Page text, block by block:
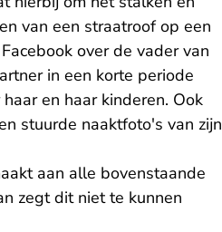
van een straatroof op een
over de vader van
in een korte periode
en haar kinderen. Ook
stuurde naaktfoto's van zijn
aan alle bovenstaande
zegt dit niet te kunnen